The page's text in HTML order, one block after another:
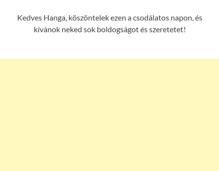
Kedves Hanga, köszöntelek ezen a csodálatos napon, és
kívánok neked sok boldogságot és szeretetet!